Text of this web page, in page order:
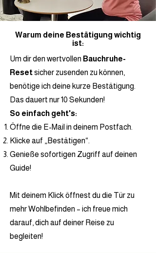
Warum deine Bestätigung wichtig
ist:
Um dir den wertvollen Bauchruhe-
Resetsicher zusenden zu können,
benötige ich deine kurze Bestätigung.
Das dauert nur 10 Sekunden!
So einfach geht's:
Öffne die E-Mail in deinem Postfach.
Klicke auf „Bestätigen“.
Genieße sofortigen Zugriff auf deinen
Guide!
Mit deinem Klick öffnest du die Tür zu
mehr Wohlbefinden – ich freue mich
darauf, dich auf deiner Reise zu
begleiten!